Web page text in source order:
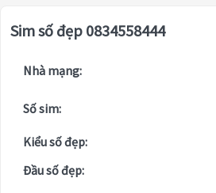
Sim số đẹp 0834558444
Nhà mạng:
Số sim:
Kiểu số đẹp:
Đầu số đẹp: